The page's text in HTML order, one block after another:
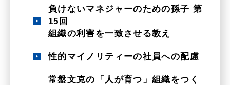
負けないマネジャーのための孫子 第
15回
組織の利害を一致させる教え
性的マイノリティーの社員への配慮
常盤文克の「人が育つ」組織をつく